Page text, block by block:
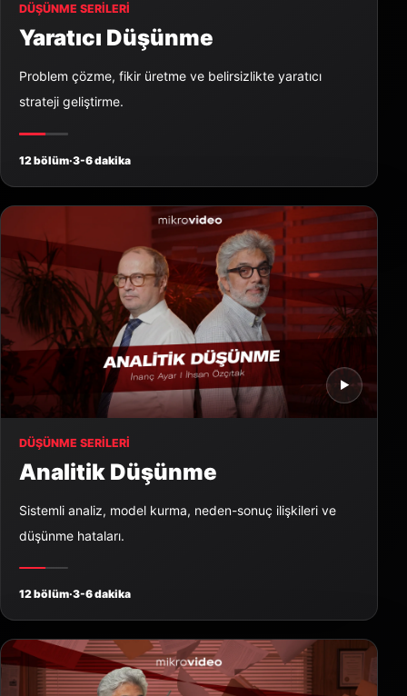
DÜŞÜNME SERILERI
Yaratıcı Düşünme
Problem çözme, fikir üretme ve belirsizlikte yaratıcı
strateji geliştirme.
12 bölüm·3-6 dakika
▶
DÜŞÜNME SERILERI
Analitik Düşünme
Sistemli analiz, model kurma, neden-sonuç ilişkileri ve
düşünme hataları.
12 bölüm·3-6 dakika